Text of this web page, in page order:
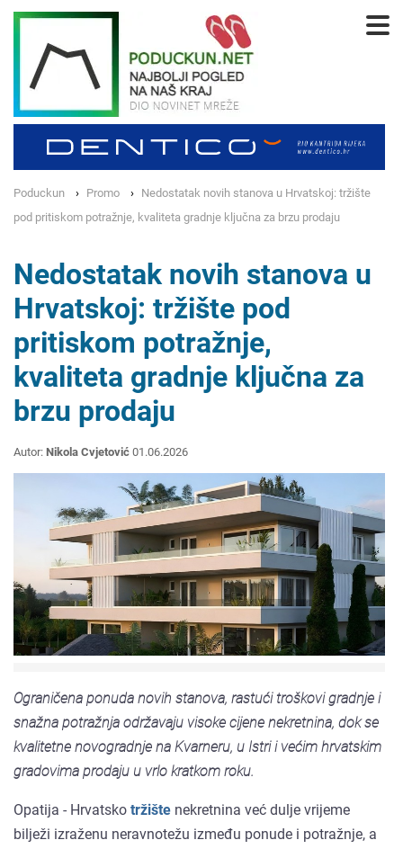
Poduckun Promo
Nedostatak novih stanova u Hrvatskoj: tržište
pod pritiskom potražnje, kvaliteta gradnje ključna za brzu prodaju
Nedostatak novih stanova u
Hrvatskoj: tržište pod
pritiskom potražnje,
kvaliteta gradnje ključna za
brzu prodaju
Autor: Nikola Cvjetović 01.06.2026
Ograničena ponuda novih stanova, rastući troškovi gradnje i
snažna potražnja održavaju visoke cijene nekretnina, dok se
kvalitetne novogradnje na Kvarneru, u Istri i većim hrvatskim
gradovima prodaju u vrlo kratkom roku.
Opatija - Hrvatsko tržište nekretnina već dulje vrijeme
bilježi izraženu neravnotežu između ponude i potražnje, a